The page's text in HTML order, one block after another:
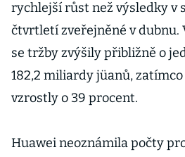
rychlejší růst než výsledky v
čtvrtletí zveřejněné v
se tržby zvýšily přibližně o
182,2 miliardy jüanů,
vzrostly o 39 procent.
Huawei neoznámila počty